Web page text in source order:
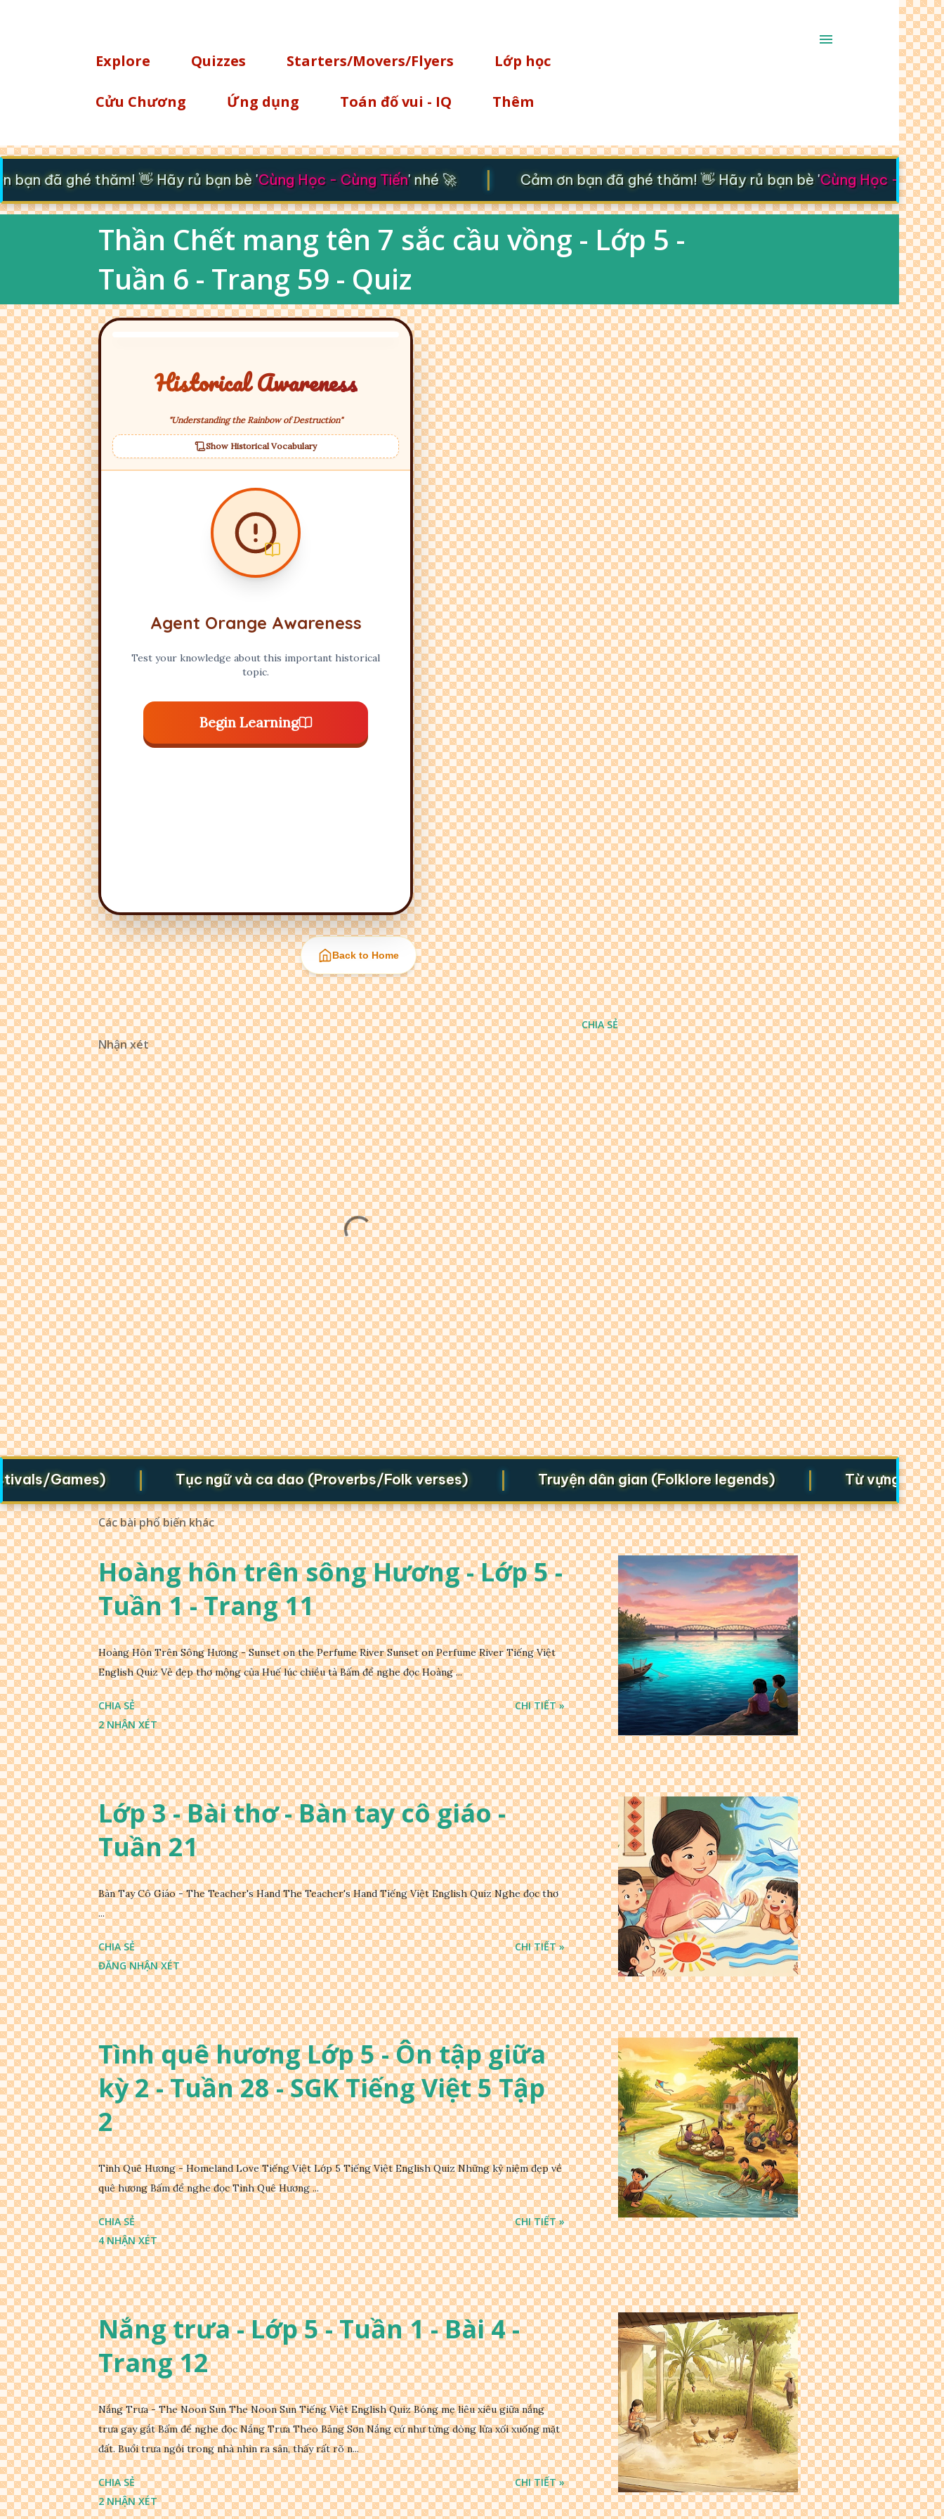
Explore
Quizzes Starters/Movers/Flyers Lớp học
Cửu Chương Ứng dụng Toán đố vui - IQ Thêm
bạn đã ghé thăm! 👋 Hãy rủ bạn bè 'Cùng Học - Cùng Tiến' nhé 🚀 Cảm ơn bạn đã ghé thăm! 👋 Hãy rủ bạn bè 'Cùng Học - Cùng
Thần Chết mang tên 7 sắc cầu vồng - Lớp 5 -
Tuần 6 - Trang 59 - Quiz
AO
Historical Awareness
"Understanding the Rainbow of Destruction"
Show Historical Vocabulary
Agent Orange Awareness
Test your knowledge about this important historical
topic.
Begin Learning
Back to Home
CHIA SẺ
Nhận xét
Games) | Tục ngữ và ca dao (Proverbs/Folk verses) | Truyện dân gian (Folklore legends) | Từ vựng cho
Các bài phổ biến khác
Hoàng hôn trên sông Hương - Lớp 5 -
Tuần 1 - Trang 11
Hoàng Hôn Trên Sông Hương - Sunset on the Perfume River Sunset on Perfume River Tiếng Việt
English Quiz Vẻ đẹp thơ mộng của Huế lúc chiều tà Bấm để nghe đọc Hoàng ...
CHIA SẺ
2 NHẬN XÉT
CHI TIẾT »
Lớp 3 - Bài thơ - Bàn tay cô giáo -
Tuần 21
Bàn Tay Cô Giáo - The Teacher's Hand The Teacher's Hand Tiếng Việt English Quiz Nghe đọc thơ
...
CHIA SẺ
ĐĂNG NHẬN XÉT
CHI TIẾT »
Tình quê hương Lớp 5 - Ôn tập giữa
kỳ 2 - Tuần 28 - SGK Tiếng Việt 5 Tập
2
Tình Quê Hương - Homeland Love Tiếng Việt Lớp 5 Tiếng Việt English Quiz Những kỷ niệm đẹp về
quê hương Bấm để nghe đọc Tình Quê Hương ...
CHIA SẺ
4 NHẬN XÉT
CHI TIẾT »
Nắng trưa - Lớp 5 - Tuần 1 - Bài 4 -
Trang 12
Nắng Trưa - The Noon Sun The Noon Sun Tiếng Việt English Quiz Bóng mẹ liêu xiêu giữa nắng
trưa gay gắt Bấm để nghe đọc Nắng Trưa Theo Băng Sơn Nắng cứ như từng dòng lửa xối xuống mặt
đất. Buổi trưa ngồi trong nhà nhìn ra sân, thấy rất rõ n...
CHIA SẺ
2 NHẬN XÉT
CHI TIẾT »